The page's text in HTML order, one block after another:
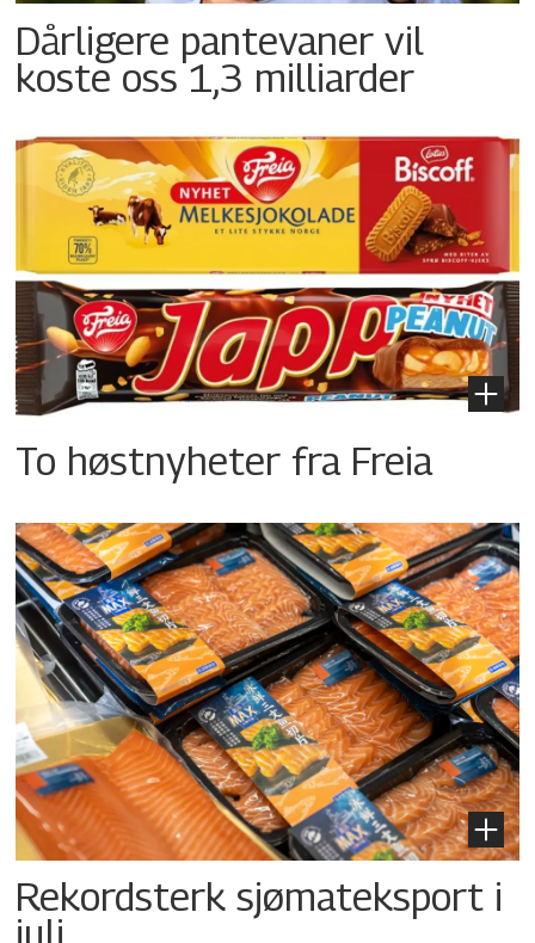
Dårligere pantevaner vil
koste oss 1,3 milliarder
To høstnyheter fra Freia
Rekordsterk sjømateksport i
juli